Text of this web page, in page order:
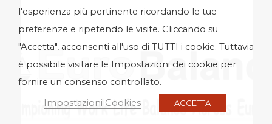
l'esperienza più pertinente ricordando le tue
preferenze e ripetendo le visite. Cliccando su
"Accetta", acconsenti all'uso di TUTTI i cookie. Tuttavia
è possibile visitare le Impostazioni dei cookie per
fornire un consenso controllato.
Impostazioni Cookies
ACCETTA